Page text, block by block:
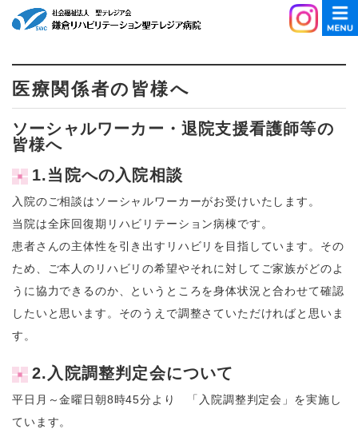
医療関係者の皆様へ
ソーシャルワーカー・退院支援看護師等の
皆様へ
1.当院への入院相談
入院のご相談はソーシャルワーカーがお受けいたします。
当院は全床回復期リハビリテーション病棟です。
患者さんの主体性を引き出すリハビリを目指しています。その
ため、ご本人のリハビリの希望やそれに対してご家族がどのよ
うに協力できるのか、というところを身体状況と合わせて確認
したいと思います。そのうえで調整さていただければと思いま
す。
2.入院調整判定会について
平日月～金曜日朝8時45分より 「入院調整判定会」を実施し
ています。